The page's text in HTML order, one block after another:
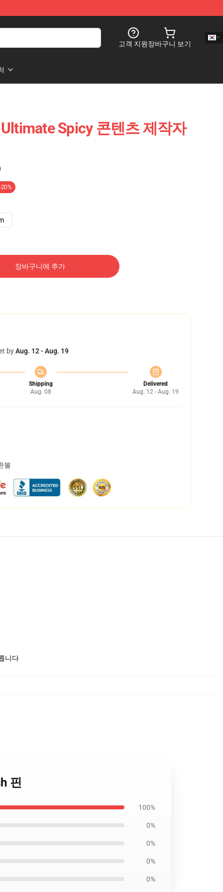
고객 지원장바구니 보기
Spicy 콘텐츠 제작자
-20%
장바구니에 추가
byAug. 12 - Aug. 19
Shipping
Aug. 08
Delivered
Aug. 12 - Aug. 19
불
니다
핀
100%
0%
0%
0%
0%